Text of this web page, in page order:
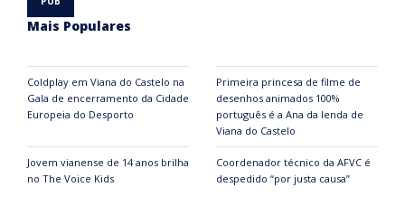
Mais Populares
Coldplay em Viana do Castelo na
Gala de encerramento da Cidade
Europeia do Desporto
Primeira princesa de filme de
desenhos animados 100%
português é a Ana da lenda de
Viana do Castelo
Jovem vianense de 14 anos brilha
no The Voice Kids
Coordenador técnico da AFVC é
despedido “por justa causa”